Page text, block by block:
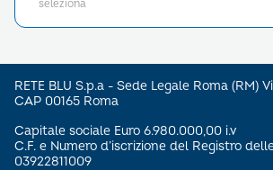
RETE BLU S.p.a - Sede Legale Roma (RM)
CAP 00165 Roma
Capitale sociale Euro 6.980.000,00 i.v
C.F. e Numero d’iscrizione del Registro
03922811009